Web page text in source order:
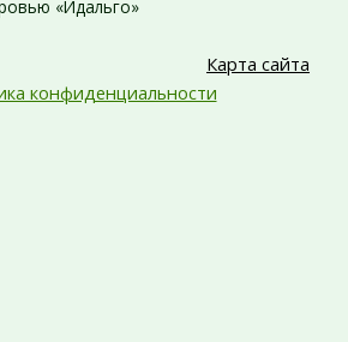
«Идальго»
Карта сайта
конфиденциальности